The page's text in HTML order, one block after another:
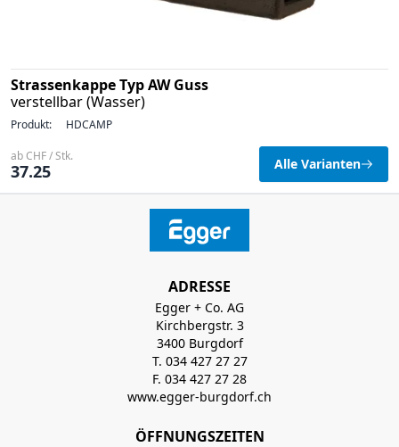
Strassenkappe Typ AW Guss
verstellbar (Wasser)
Produkt: HDCAMP
ab CHF / Stk.
37.25 Alle Varianten
ADRESSE
Egger + Co. AG
Kirchbergstr. 3
3400 Burgdorf
T. 034 427 27 27
F. 034 427 27 28
www.egger-burgdorf.ch
ÖFFNUNGSZEITEN